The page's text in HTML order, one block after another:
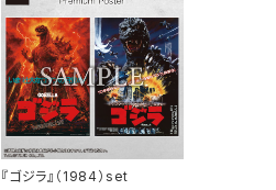
『ゴジラ』（1984）set